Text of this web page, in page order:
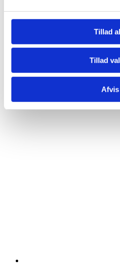
Tillad
Tillad
Afvis